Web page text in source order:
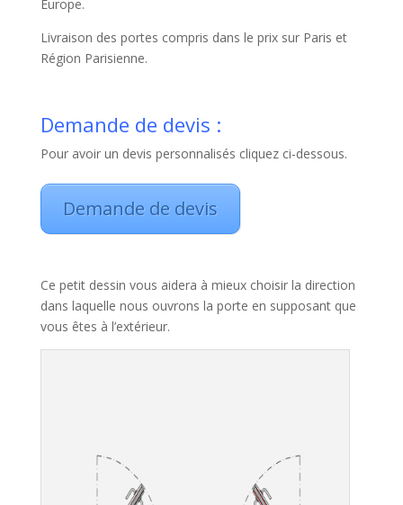
Europe.
Livraison des portes compris dans le prix sur Paris et
Région Parisienne.
Demande de devis :
Pour avoir un devis personnalisés cliquez ci-dessous.
Demande de devis
Ce petit dessin vous aidera à mieux choisir la direction
dans laquelle nous ouvrons la porte en supposant que
vous êtes à l’extérieur.